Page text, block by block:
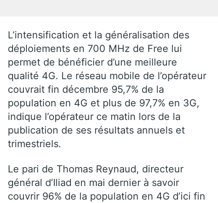
L’intensification et la généralisation des
déploiements en 700 MHz de Free lui
permet de bénéficier d’une meilleure
qualité 4G. Le réseau mobile de l’opérateur
couvrait fin décembre 95,7% de la
population en 4G et plus de 97,7% en 3G,
indique l’opérateur ce matin lors de la
publication de ses résultats annuels et
trimestriels.
Le pari de Thomas Reynaud, directeur
général d’Iliad en mai dernier à savoir
couvrir 96% de la population en 4G d’ici fin